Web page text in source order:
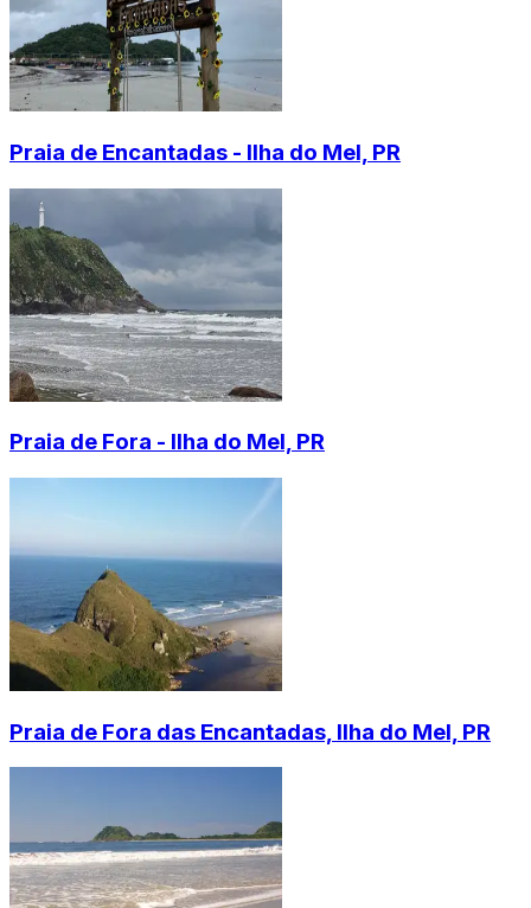
Praia de Encantadas - Ilha do Mel, PR
Praia de Fora - Ilha do Mel, PR
Praia de Fora das Encantadas, Ilha do Mel, PR